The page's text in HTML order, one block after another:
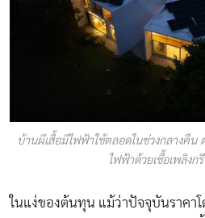
บ้านผีเสื้อมีไฟฟ้าใช้ตลอดในช่วงกลางคื
ไฟฟ้าด้วยเชื้อเพลิงกรี
ในแง่ของต้นทุน แม้ว่าปัจจุบันราคาโ